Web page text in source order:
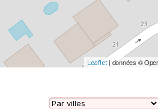
Leaflet| données ©